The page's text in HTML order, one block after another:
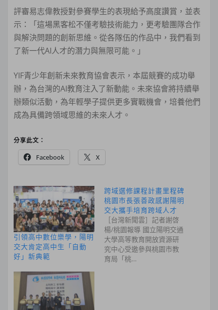
評審易志偉教授對參賽學生的表現給予高度讚賞，並表
示：「這場黑客松不僅考驗技術能力，更考驗團隊合作
與解決問題的創新思維。從各隊伍的作品中，我們看到
了新一代AI人才的潛力與無限可能。」
YIF青少年創新未來教育協會表示，本屆競賽的成功舉
辦，為台灣的AI教育注入了新動能。未來協會將持續舉
辦類似活動，為年輕學子提供更多實戰機會，培養他們
成為具備跨領域思維的未來人才。
分享此文：
Facebook X
引領高中數位樂學，陽明
交大肯定高中生「自動
好」新典範
跨域選修課程計畫里程碑
桃園市長張善政感謝陽明
交大攜手培育跨域人才
［台灣新聞雲］記者謝啓
楊/桃園報導 國立陽明交通
大學高等教育開放資源研
究中心受邀參與桃園市教
育局「桃…